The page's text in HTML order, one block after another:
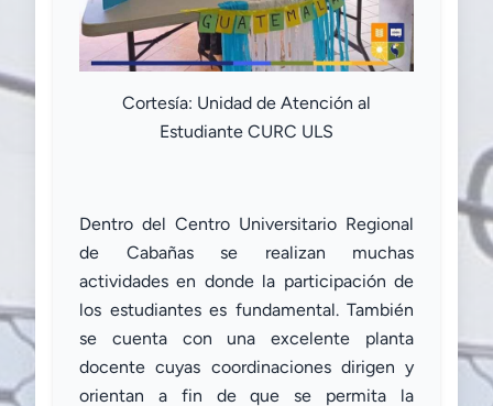
Cortesía: Unidad de Atención al
Estudiante CURC ULS
Dentro del Centro Universitario Regional
de Cabañas se realizan muchas
actividades en donde la participación de
los estudiantes es fundamental. También
se cuenta con una excelente planta
docente cuyas coordinaciones dirigen y
orientan a fin de que se permita la